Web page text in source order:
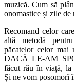
muzică. Cum să
onomastice și zile de
Recomand celor
altă metodă
păcatelor celor mai
DACĂ LE-AM
făcut rău în viață, la
Și ne vom posomorî